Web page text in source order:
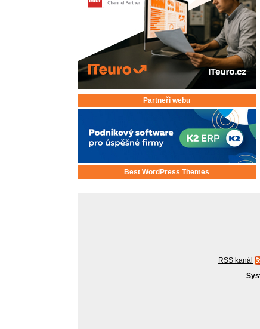
Partneři webu
Best WordPress Themes
RSS kanál